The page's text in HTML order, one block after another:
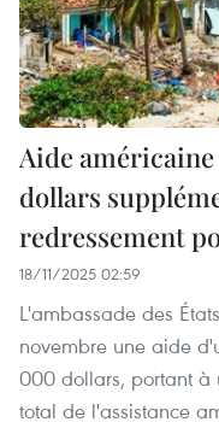
Aide
dollars
redressement
18/11/2025 02:59
L'ambassade des
novembre une aide
000 dollars, portant à
total de l'assistance